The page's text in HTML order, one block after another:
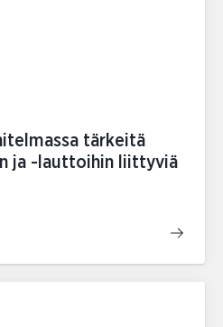
tärkeitä
ja -lauttoihin liittyviä